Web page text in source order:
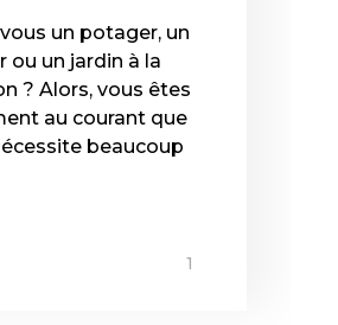
pour
un potager, un
ou un jardin à la
? Alors, vous êtes
au courant que
beaucoup
1